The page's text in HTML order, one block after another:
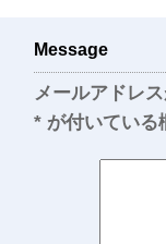
Message
メールアドレ
* が付いている